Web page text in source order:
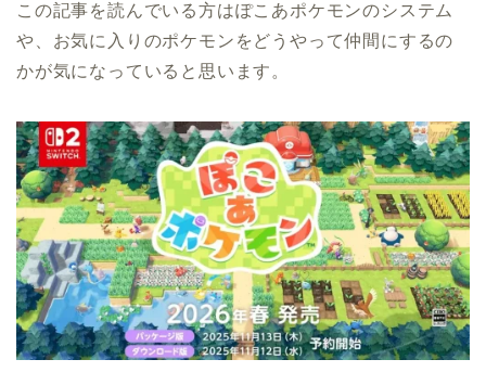
この記事を読んでいる方はぽこあポケモンのシステム
や、お気に入りのポケモンをどうやって仲間にするの
かが気になっていると思います。